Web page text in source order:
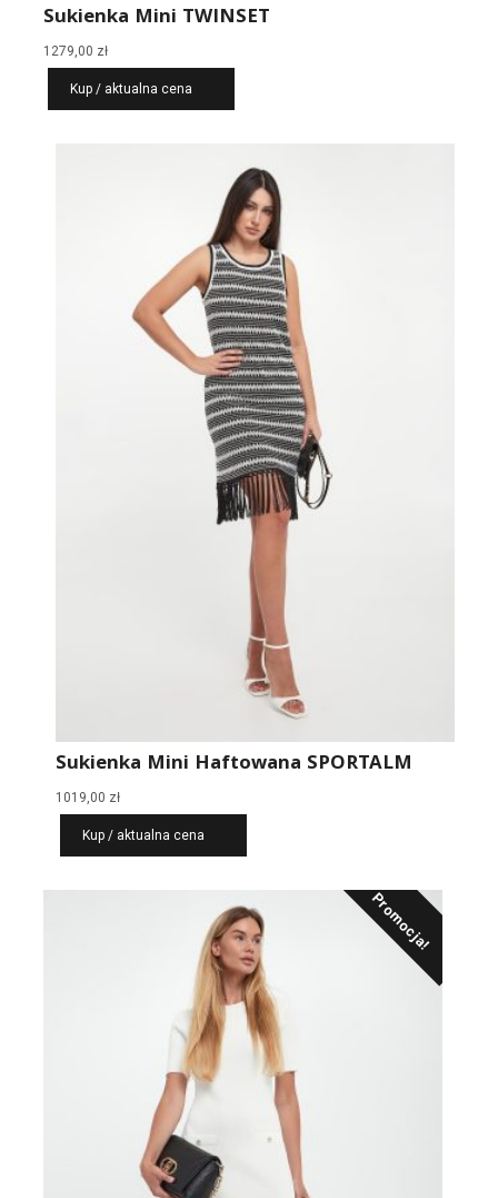
Sukienka Mini TWINSET
1279,00 zł
Kup / aktualna cena
Sukienka Mini Haftowana SPORTALM
1019,00 zł
Kup / aktualna cena
Promocja!